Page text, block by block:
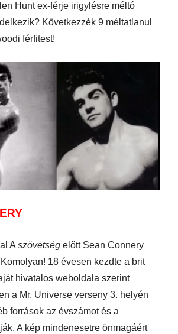
Hunt ex-férje irigylésre méltó
Következzék 9 méltatlanul
férfitest!
A szövetség előtt Sean Connery
18 évesen kezdte a brit
hivatalos weboldala szerint
a Mr. Universe verseny 3. helyén
források az évszámot és a
A kép mindenesetre önmagáért